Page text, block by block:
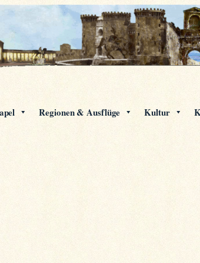
Regionen & Ausflüge Kultur